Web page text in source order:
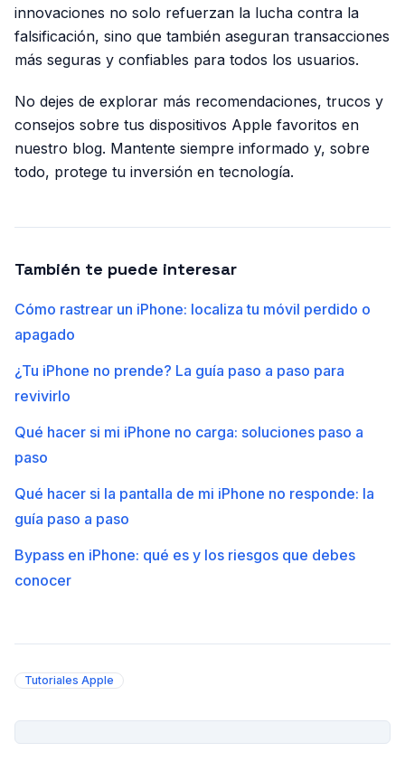
innovaciones no solo refuerzan la lucha contra la
falsificación, sino que también aseguran transacciones
más seguras y confiables para todos los usuarios.
No dejes de explorar más recomendaciones, trucos y
consejos sobre tus dispositivos Apple favoritos en
nuestro blog. Mantente siempre informado y, sobre
todo, protege tu inversión en tecnología.
También te puede interesar
Cómo rastrear un iPhone: localiza tu móvil perdido o
apagado
¿Tu iPhone no prende? La guía paso a paso para
revivirlo
Qué hacer si mi iPhone no carga: soluciones paso a
paso
Qué hacer si la pantalla de mi iPhone no responde: la
guía paso a paso
Bypass en iPhone: qué es y los riesgos que debes
conocer
Tutoriales Apple